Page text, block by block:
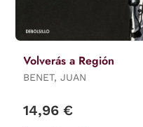
Volverás a Región
BENET, JUAN
14,96 €